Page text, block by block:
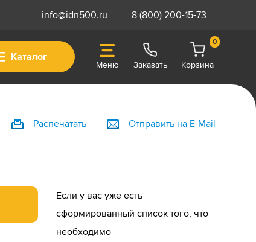
info@idn500.ru 8 (800) 200-15-73
Каталог
Меню Заказать
0
Корзина
Распечатать Отправить на E-Mail
Если у вас уже есть
сформированный список того, что
необходимо